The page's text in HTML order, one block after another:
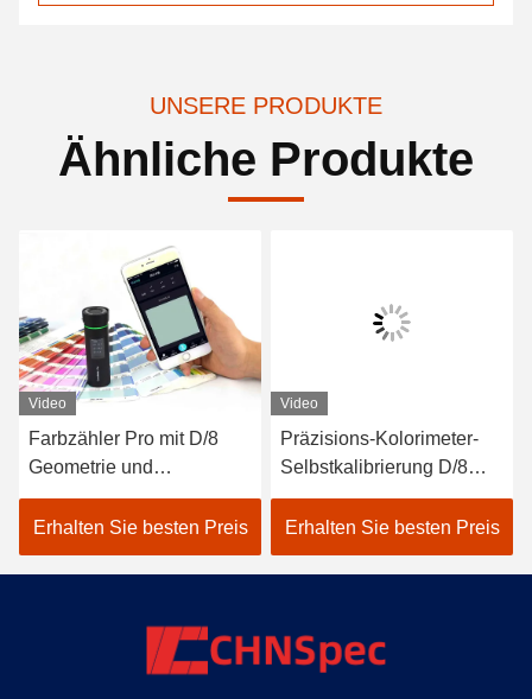
UNSERE PRODUKTE
Ähnliche Produkte
Video
Farbzähler Pro mit D/8
Geometrie und
Spektralsensor für
genauere Messungen
Erhalten Sie besten Preis
Video
Präzisions-Kolorimeter-
Selbstkalibrierung D/8
SCI LED Delta-E Farben-
Farbanalysator
Erhalten Sie besten Preis